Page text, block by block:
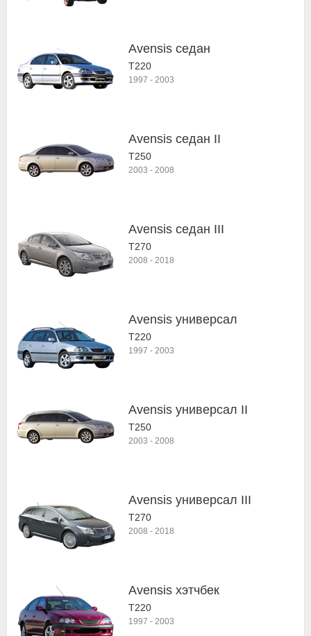
Avensis седан
T220
1997 - 2003
Avensis седан II
T250
2003 - 2008
Avensis седан III
T270
2008 - 2018
Avensis универсал
T220
1997 - 2003
Avensis универсал II
T250
2003 - 2008
Avensis универсал III
T270
2008 - 2018
Avensis хэтчбек
T220
1997 - 2003